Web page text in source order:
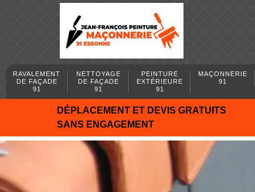
RAVALEMENT
DE FAÇADE
91
NETTOYAGE
DE FAÇADE
91
PEINTURE
EXTÉRIEURE
91
MAÇONNERIE
91
DÉPLACEMENT ET DEVIS GRATUITS
SANS ENGAGEMENT